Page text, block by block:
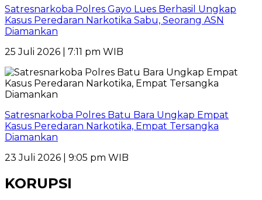
Satresnarkoba Polres Gayo Lues Berhasil Ungkap
Kasus Peredaran Narkotika Sabu, Seorang ASN
Diamankan
25 Juli 2026 | 7:11 pm WIB
Satresnarkoba Polres Batu Bara Ungkap Empat
Kasus Peredaran Narkotika, Empat Tersangka
Diamankan
23 Juli 2026 | 9:05 pm WIB
KORUPSI